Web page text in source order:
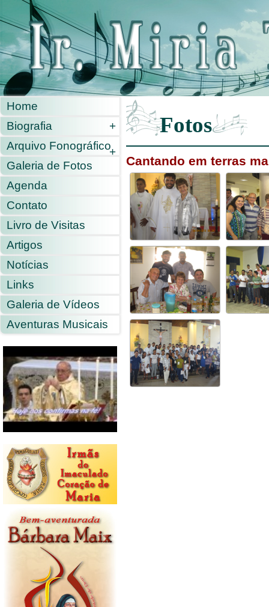
Home
Biografia
+
Arquivo Fonográfico+
Galeria de Fotos
Agenda
Contato
Livro de Visitas
Artigos
Notícias
Links
Galeria de Vídeos
Aventuras Musicais
Fotos
Cantando em terras